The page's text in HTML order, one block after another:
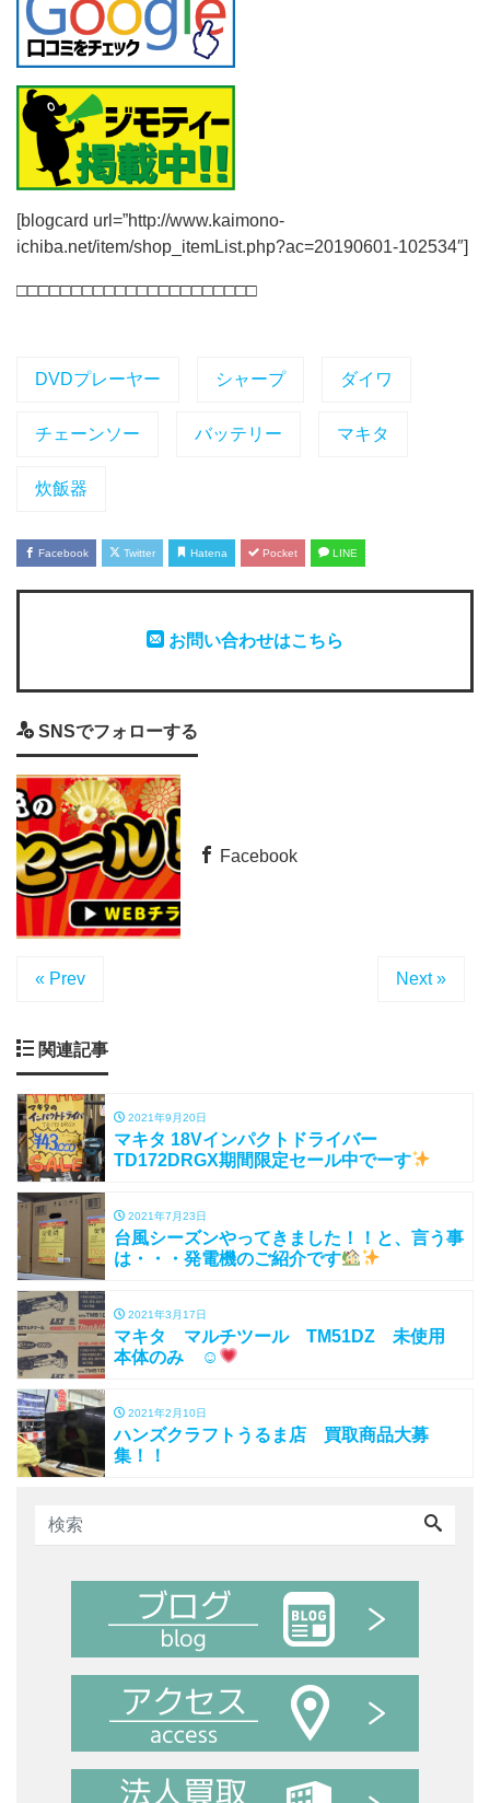
[blogcard url=”http://www.kaimono-
ichiba.net/item/shop_itemList.php?ac=20190601-102534″]
□□□□□□□□□□□□□□□□□□□□□□
DVDプレーヤー シャープ ダイワ
チェーンソー バッテリー マキタ
炊飯器
Facebook Twitter Hatena Pocket LINE
お問い合わせはこちら
SNSでフォローする
Facebook
« Prev Next »
関連記事
2021年9月20日
マキタ 18Vインパクトドライバー
TD172DRGX期間限定セール中でーす
2021年7月23日
台風シーズンやってきました！！と、言う事
は・・・発電機のご紹介です
2021年3月17日
マキタ マルチツール TM51DZ 未使用
本体のみ ☺
2021年2月10日
ハンズクラフトうるま店 買取商品大募
集！！